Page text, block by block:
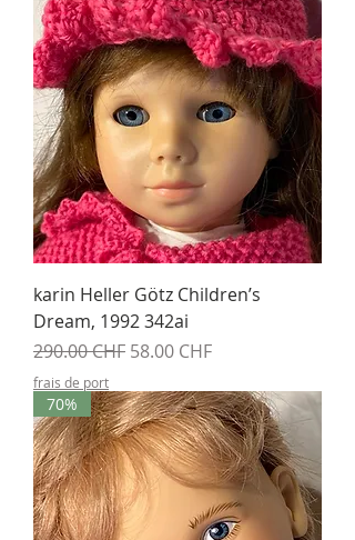
karin Heller Götz Children’s
Dream, 1992 342ai
Prix original
290.00 CHF Prix promotionnel
58.00 CHF
frais de port
70%